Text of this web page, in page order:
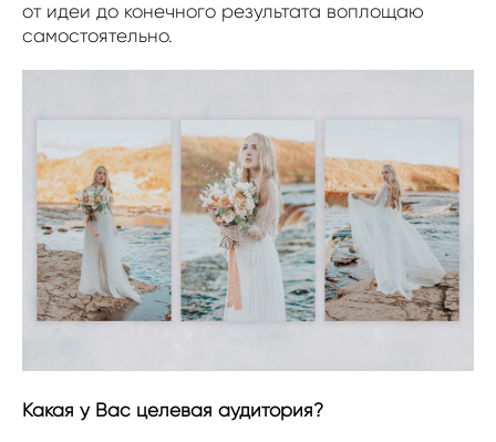
от идеи до конечного результата воплощаю
самостоятельно.
Какая у Вас целевая аудитория?